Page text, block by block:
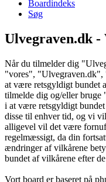
Boardindeks
Søg
Ulvegraven.dk -
Når du tilmelder dig
"vores", "Ulvegraven.dk",
at være retsgyldigt bundet
tilmelde dig og/eller
i at være retsgyldigt
disse til enhver tid, og vi
alligevel vil det være
regelmæssigt, da din
ændringer af vilkårene
bundet af vilkårene efter
Vort board er baseret på